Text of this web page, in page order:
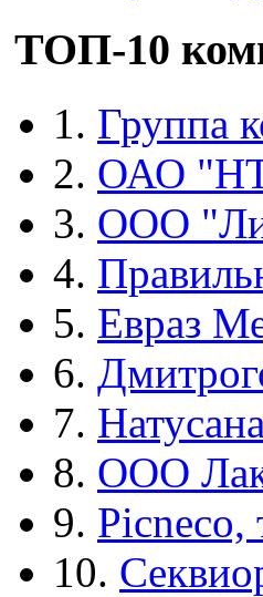
ТОП-10
1. Группа
2. ОАО
3. ООО
4.
5. Евраз
6.
7.
8. ООО
9. Picneco,
10.